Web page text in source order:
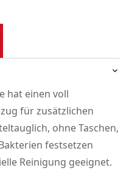
hat einen voll
für zusätzlichen
ohne Taschen,
festsetzen
Reinigung geeignet.